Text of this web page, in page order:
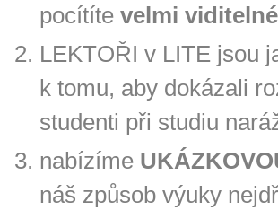
pocítíte velmi
LEKTOŘI v LITE jsou
k tomu, aby dokázali
studenti při studiu
nabízíme
náš způsob výuky